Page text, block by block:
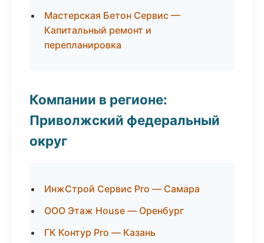
Мастерская Бетон Сервис —
Капитальный ремонт и
перепланировка
Компании в регионе:
Приволжский федеральный
округ
ИнжСтрой Сервис Pro — Самара
ООО Этаж House — Оренбург
ГК Контур Pro — Казань